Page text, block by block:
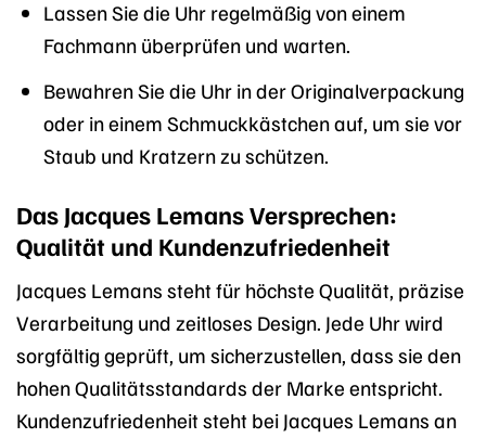
Lassen Sie die Uhr regelmäßig von einem
Fachmann überprüfen und warten.
Bewahren Sie die Uhr in der Originalverpackung
oder in einem Schmuckkästchen auf, um sie vor
Staub und Kratzern zu schützen.
Das Jacques Lemans Versprechen:
Qualität und Kundenzufriedenheit
Jacques Lemans steht für höchste Qualität, präzise
Verarbeitung und zeitloses Design. Jede Uhr wird
sorgfältig geprüft, um sicherzustellen, dass sie den
hohen Qualitätsstandards der Marke entspricht.
Kundenzufriedenheit steht bei Jacques Lemans an